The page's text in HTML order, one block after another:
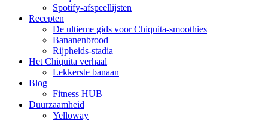
Spotify-afspeellijsten
Recepten
De ultieme gids voor Chiquita-smoothies
Bananenbrood
Rijpheids-stadia
Het Chiquita verhaal
Lekkerste banaan
Blog
Fitness HUB
Duurzaamheid
Yelloway